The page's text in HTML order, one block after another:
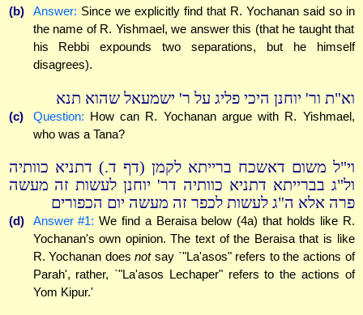
(b) Answer: Since we explicitly find that R. Yochanan said so in
the name of R. Yishmael, we answer this (that he taught that
his Rebbi expounds two separations, but he himself
disagrees).
וא"ת ור' יוחנן היכי פליג על ר' ישמעאל שהוא תנא
(c) Question: How can R. Yochanan argue with R. Yishmael,
who was a Tana?
וי"ל משום דאשכח ברייתא לקמן (דף ד.) דתניא כוותיה
ול"ג בברייתא דתניא כוותיה דר' יוחנן לעשות זה מעשה
פרה אלא ה"ג לעשות לכפר זה מעשה יום הכפורים
(d) Answer #1: We find a Beraisa below (4a) that holds like R.
Yochanan's own opinion. The text of the Beraisa that is like
R. Yochanan doesnotsay `"La'asos" refers to the actions of
Parah', rather, `"La'asos Lechaper" refers to the actions of
Yom Kipur.'